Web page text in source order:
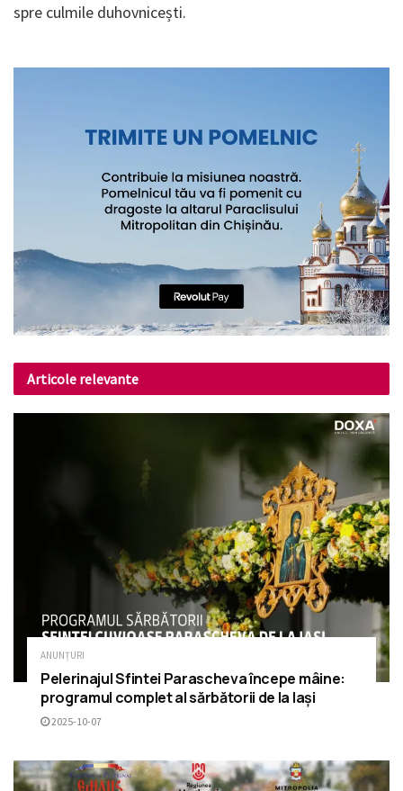
spre culmile duhovnicești.
Articole relevante
ANUNȚURI
Pelerinajul Sfintei Parascheva începe mâine:
programul complet al sărbătorii de la Iași
2025-10-07